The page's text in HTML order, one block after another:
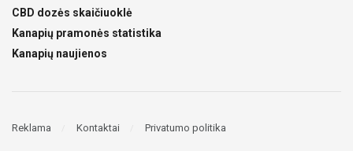
CBD dozės skaičiuoklė
Kanapių pramonės statistika
Kanapių naujienos
Reklama Kontaktai Privatumo politika